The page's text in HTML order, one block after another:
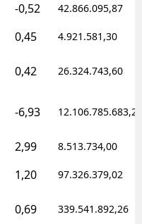
-0,52 42.866.095,87
0,45 4.921.581,30
0,42 26.324.743,60
-6,93 12.106.785.683,20
2,99 8.513.734,00
1,20 97.326.379,02
0,69 339.541.892,26